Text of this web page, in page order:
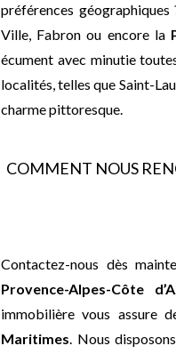
préférences
Ville, Fabron ou encore la
écument avec minutie
localités, telles que Saint-
charme pittoresque.
COMMENT NOUS
Contactez-nous dès
Provence-Alpes-Côte
immobilière vous assure
Maritimes. Nous